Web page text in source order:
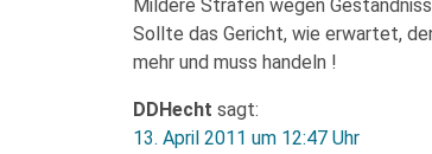
Mildere Strafen wegen
Sollte das Gericht, wie erwartet,
mehr und muss handeln !
DDHecht sagt:
13. April 2011 um 12:47 Uhr